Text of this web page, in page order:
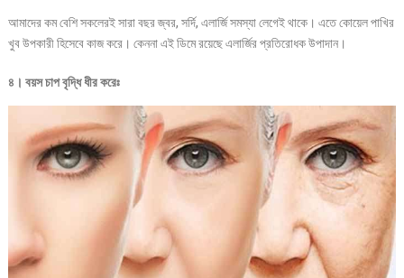
আমাদের কম বেশি সকলেরই সারা বছর জ্বর, সর্দি, এলার্জি সমস্যা লেগেই থাকে। এতে কোয়েল পাখির
খুব উপকারী হিসেবে কাজ করে। কেননা এই ডিমে রয়েছে এলার্জির প্রতিরোধক উপাদান।
৪। বয়স চাপ বৃদ্ধি ধীর করেঃ